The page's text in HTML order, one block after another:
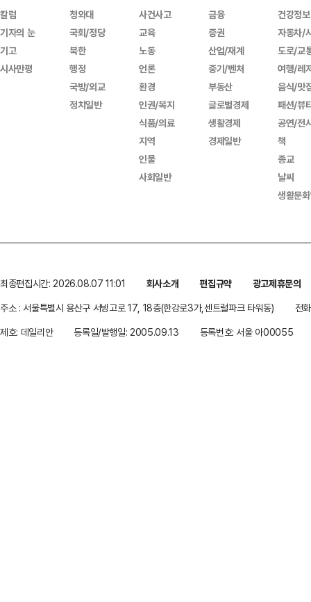
칼럼
기자의 눈
기고
시사만평
청와대
국회/정당
북한
행정
국방/외교
정치일반
사건사고
교육
노동
언론
환경
인권/복지
식품/의료
지역
인물
사회일반
금융
증권
산업/재계
중기/벤처
부동산
글로벌경제
생활경제
경제일반
건강정보
자동차/
도로/교
여행/레
음식/맛
패션/뷰
공연/전
책
종교
날씨
생활문
최종편집시간: 2026.08.07 11:01 회사소개 편집규약
광고제휴문의
주소 : 서울특별시 용산구 서빙고로 17, 18층(한강로3가,센트럴파크 타워동)
전
제호: 데일리안
등록일/발행일: 2005.09.13 등록번호: 서울 아00055